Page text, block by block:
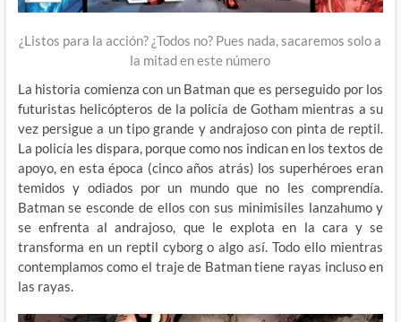
¿Listos para la acción? ¿Todos no? Pues nada, sacaremos solo a
la mitad en este número
La historia comienza con un Batman que es perseguido por los
futuristas helicópteros de la policía de Gotham mientras a su
vez persigue a un tipo grande y andrajoso con pinta de reptil.
La policía les dispara, porque como nos indican en los textos de
apoyo, en esta época (cinco años atrás) los superhéroes eran
temidos y odiados por un mundo que no les comprendía.
Batman se esconde de ellos con sus minimisiles lanzahumo y
se enfrenta al andrajoso, que le explota en la cara y se
transforma en un reptil cyborg o algo así. Todo ello mientras
contemplamos como el traje de Batman tiene rayas incluso en
las rayas.